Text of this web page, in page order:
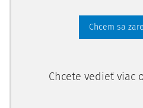
Chcem sa
Chcete vedieť viac o